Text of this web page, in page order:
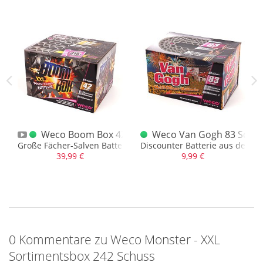
Schuss BatterieWeco Boom Box 42 Schuss Fächerbatterie
Große Fächer-Salven Batterie
39,99 €
Weco Van Gogh 83
Discounter Batterie aus dem
9,99 €
0 Kommentare zu Weco Monster - XXL
Sortimentsbox 242 Schuss